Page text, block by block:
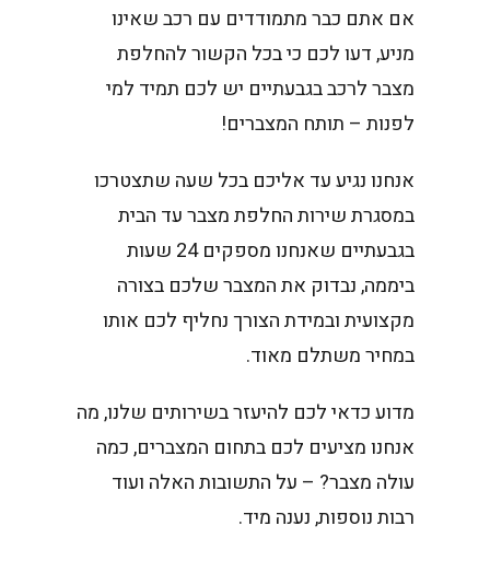
אם אתם כבר מתמודדים עם רכב שאינו
מניע, דעו לכם כי בכל הקשור להחלפת
מצבר לרכב בגבעתיים יש לכם תמיד למי
לפנות – תותח המצברים!
אנחנו נגיע עד אליכם בכל שעה שתצטרכו
במסגרת שירות החלפת מצבר עד הבית
בגבעתיים שאנחנו מספקים 24 שעות
ביממה, נבדוק את המצבר שלכם בצורה
מקצועית ובמידת הצורך נחליף לכם אותו
במחיר משתלם מאוד.
מדוע כדאי לכם להיעזר בשירותים שלנו, מה
אנחנו מציעים לכם בתחום המצברים, כמה
עולה מצבר? – על התשובות האלה ועוד
רבות נוספות, נענה מיד.